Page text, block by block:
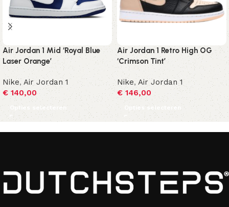
Air Jordan 1 Mid ‘Royal Blue
Laser Orange’
Nike, Air Jordan 1
€ 140,00
Opties selecteren
Air Jordan 1 Retro High OG
‘Crimson Tint’
Nike,Air Jordan 1
€146,00
Opties selecteren